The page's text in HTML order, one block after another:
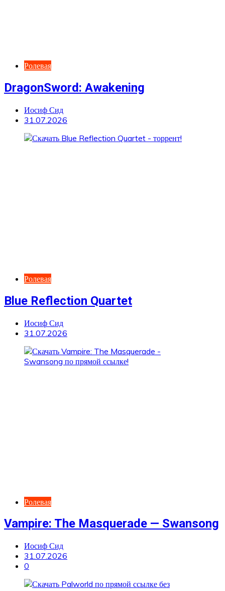
Ролевая
DragonSword: Awakening
Иосиф Сид
31.07.2026
Ролевая
Blue Reflection Quartet
Иосиф Сид
31.07.2026
Ролевая
Vampire: The Masquerade — Swansong
Иосиф Сид
31.07.2026
0